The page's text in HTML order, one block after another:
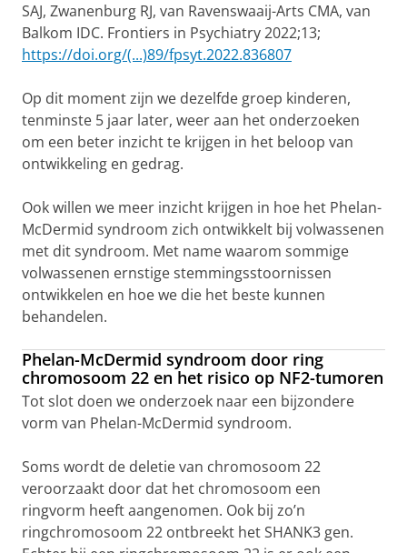
SAJ, Zwanenburg RJ, van Ravenswaaij-Arts CMA, van
Balkom IDC. Frontiers in Psychiatry 2022;13;
https://doi.org/(...)89/fpsyt.2022.836807
Op dit moment zijn we dezelfde groep kinderen,
tenminste 5 jaar later, weer aan het onderzoeken
om een beter inzicht te krijgen in het beloop van
ontwikkeling en gedrag.
Ook willen we meer inzicht krijgen in hoe het Phelan-
McDermid syndroom zich ontwikkelt bij volwassenen
met dit syndroom. Met name waarom sommige
volwassenen ernstige stemmingsstoornissen
ontwikkelen en hoe we die het beste kunnen
behandelen.
Phelan-McDermid syndroom door ring
chromosoom 22 en het risico op NF2-tumoren
Tot slot doen we onderzoek naar een bijzondere
vorm van Phelan-McDermid syndroom.
Soms wordt de deletie van chromosoom 22
veroorzaakt door dat het chromosoom een
ringvorm heeft aangenomen. Ook bij zo’n
ringchromosoom 22 ontbreekt het SHANK3 gen.